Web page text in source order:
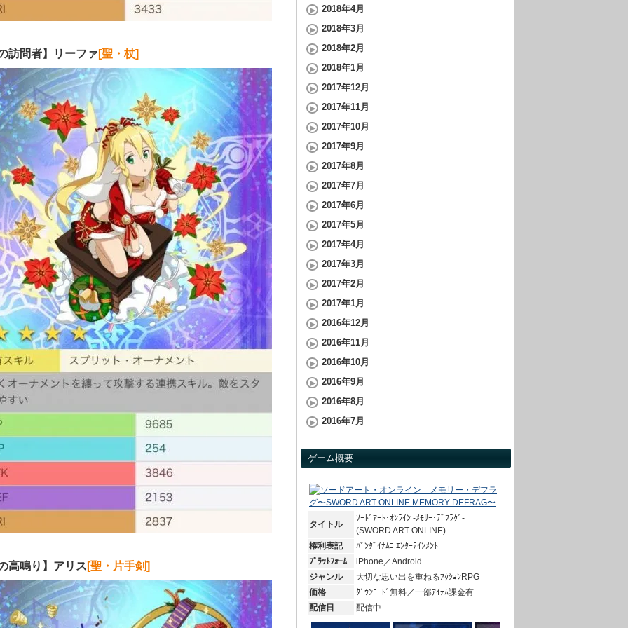
訪問者】リーファ [聖・杖]
高鳴り】アリス [聖・片手剣]
2018年4月
2018年3月
2018年2月
2018年1月
2017年12月
2017年11月
2017年10月
2017年9月
2017年8月
2017年7月
2017年6月
2017年5月
2017年4月
2017年3月
2017年2月
2017年1月
2016年12月
2016年11月
2016年10月
2016年9月
2016年8月
2016年7月
ゲーム概要
タイトル
ｿｰﾄﾞｱｰﾄ･ｵﾝﾗｲﾝ -ﾒﾓﾘｰ･ﾃﾞﾌﾗｸﾞ-
(SWORD ART ONLINE)
権利表記
ﾊﾞﾝﾀﾞｲﾅﾑｺ ｴﾝﾀｰﾃｲﾝﾒﾝﾄ
ﾌﾟﾗｯﾄﾌｫｰﾑ
iPhone／Android
ジャンル
大切な思い出を重ねるｱｸｼｮﾝRPG
価格
ﾀﾞｳﾝﾛｰﾄﾞ無料／一部ｱｲﾃﾑ課金有
配信日
配信中